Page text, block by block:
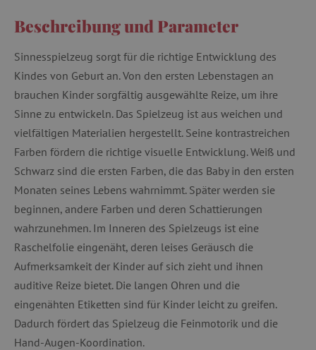
Beschreibung und Parameter
Sinnesspielzeug sorgt für die richtige Entwicklung des
Kindes von Geburt an. Von den ersten Lebenstagen an
brauchen Kinder sorgfältig ausgewählte Reize, um ihre
Sinne zu entwickeln. Das Spielzeug ist aus weichen und
vielfältigen Materialien hergestellt. Seine kontrastreichen
Farben fördern die richtige visuelle Entwicklung. Weiß und
Schwarz sind die ersten Farben, die das Baby in den ersten
Monaten seines Lebens wahrnimmt. Später werden sie
beginnen, andere Farben und deren Schattierungen
wahrzunehmen. Im Inneren des Spielzeugs ist eine
Raschelfolie eingenäht, deren leises Geräusch die
Aufmerksamkeit der Kinder auf sich zieht und ihnen
auditive Reize bietet. Die langen Ohren und die
eingenähten Etiketten sind für Kinder leicht zu greifen.
Dadurch fördert das Spielzeug die Feinmotorik und die
Hand-Augen-Koordination.